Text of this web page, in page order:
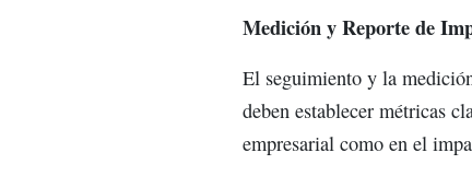
Medición y Reporte de
El seguimiento y la
deben establecer métricas
empresarial como en el